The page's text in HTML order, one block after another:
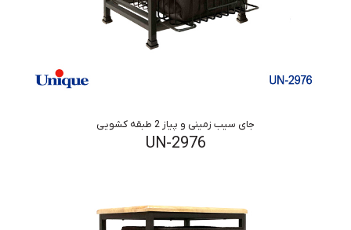
جای سیب زمینی و پیاز 2 طبقه کشویی
UN-2976